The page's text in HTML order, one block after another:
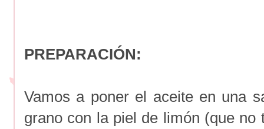
PREPARACIÓN:
Vamos a poner el aceite en una
grano con la piel de limón (que no